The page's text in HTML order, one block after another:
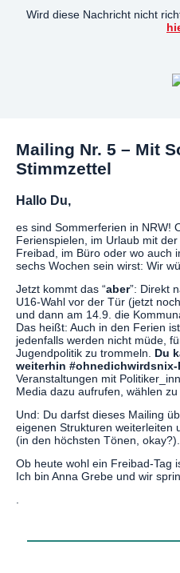
Wird diese Nachricht nicht
Mailing Nr. 5 – Mit
Stimmzettel
Hallo Du,
es sind Sommerferien in NRW!
Ferienspielen, im Urlaub mit
Freibad, im Büro oder wo auch
sechs Wochen sein wirst: Wir
Jetzt kommt das “aber”: Direkt
U16-Wahl vor der Tür (jetzt noch
und dann am 14.9. die
Das heißt: Auch in den Ferien
jedenfalls werden nicht müde,
Jugendpolitik zu trommeln. Du
weiterhin #ohnedichwirdsnix-
Veranstaltungen mit
Media dazu aufrufen, wählen zu
Und: Du darfst dieses Mailing
eigenen Strukturen weiterleiten
(in den höchsten Tönen, okay?).
Ob heute wohl ein Freibad-Tag
Ich bin Anna Grebe und wir
.